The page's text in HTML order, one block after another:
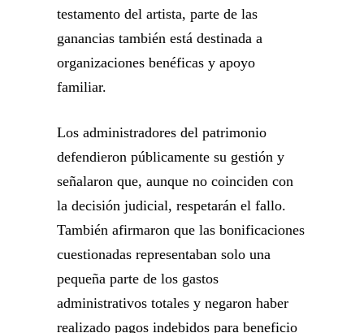
testamento del artista, parte de las
ganancias también está destinada a
organizaciones benéficas y apoyo
familiar.
Los administradores del patrimonio
defendieron públicamente su gestión y
señalaron que, aunque no coinciden con
la decisión judicial, respetarán el fallo.
También afirmaron que las bonificaciones
cuestionadas representaban solo una
pequeña parte de los gastos
administrativos totales y negaron haber
realizado pagos indebidos para beneficio